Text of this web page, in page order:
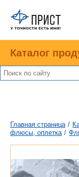
Каталог
Главная страница /
флюсы, оплетка /